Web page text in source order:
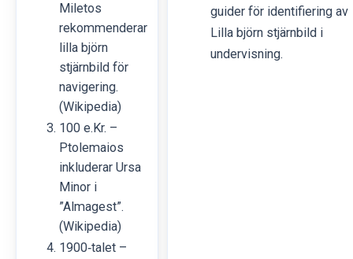
Miletos
rekommenderar
lilla björn
stjärnbild för
navigering.
(Wikipedia)
100 e.Kr. –
Ptolemaios
inkluderar Ursa
Minor i
”Almagest”.
(Wikipedia)
1900‑talet –
guider för identifiering av
Lilla björn stjärnbild i
undervisning.